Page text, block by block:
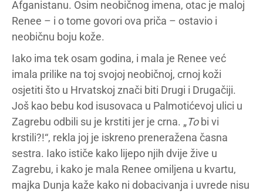
Afganistanu. Osim neobičnog imena, otac je maloj
Renee – i o tome govori ova priča – ostavio i
neobičnu boju kože.
Iako ima tek osam godina, i mala je Renee već
imala prilike na toj svojoj neobičnoj, crnoj koži
osjetiti što u Hrvatskoj znači biti Drugi i Drugačiji.
Još kao bebu kod isusovaca u Palmotićevoj ulici u
Zagrebu odbili su je krstiti jer je crna. „Tobi vi
krstili?!“, rekla joj je iskreno preneražena časna
sestra. Iako ističe kako lijepo njih dvije žive u
Zagrebu, i kako je mala Renee omiljena u kvartu,
majka Dunja kaže kako ni dobacivanja i uvrede nisu